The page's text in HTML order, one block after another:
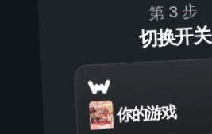
第 3 步
切换开关
你的游戏